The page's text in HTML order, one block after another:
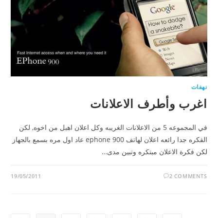
نهفات
اغرب وأطرف الاعلانات
في المجموعه 5 من الاعلانات الغريبه وكل اعلان اهبل من اخوه, لكن
الفكره جدا رائعه اعلان لهاتف ephone 900 عاد اول مره بسمع بالجهاز
لكن فكرة الاعلان مبتكره وتبين مدى…
2 COMMENTS
19/05/2011